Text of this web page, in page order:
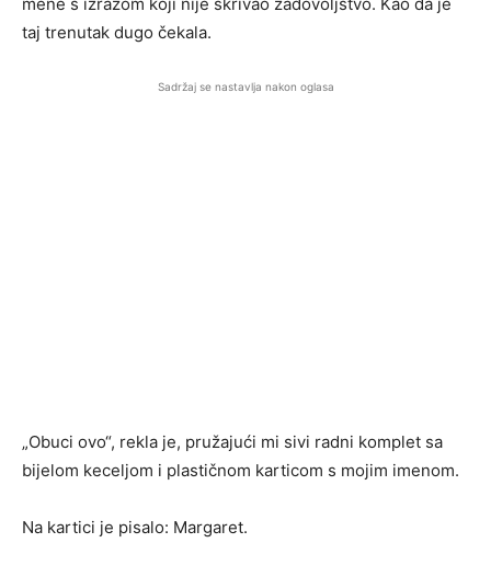
taj trenutak dugo čekala.
Sadržaj se nastavlja nakon oglasa
„Obuci ovo“, rekla je, pružajući mi sivi radni komplet sa
bijelom keceljom i plastičnom karticom s mojim imenom.
Na kartici je pisalo: Margaret.